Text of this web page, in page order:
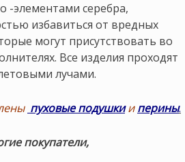
-элементами серебра,
избавиться от вредных
могут присутствовать во
Все изделия проходят
лучами.
пуховые подушкииперины.
покупатели,